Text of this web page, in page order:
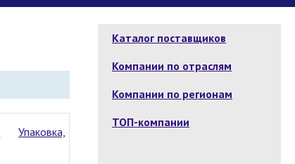
Упаковка,
Каталог поставщиков
Компании по отраслям
Компании по регионам
ТОП-компании